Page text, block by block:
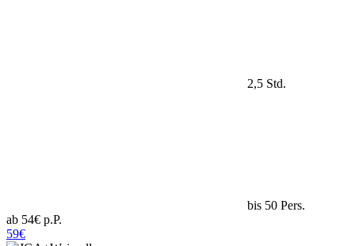
2,5 Std.
bis 50 Pers.
ab 54€ p.P.
59€